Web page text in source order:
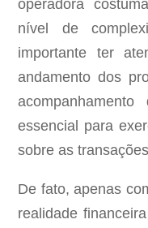
operadora
nível de
importante ter
andamento dos
essencial para
sobre as
De fato, apenas
realidade